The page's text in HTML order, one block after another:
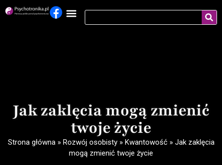
Jak zaklęcia mogą zmienić
twoje życie
Strona główna» Rozwój osobisty» Kwantowość» Jak zaklęcia
mogą zmienić twoje życie